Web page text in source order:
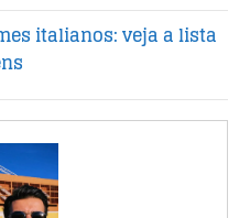
italianos: veja a lista